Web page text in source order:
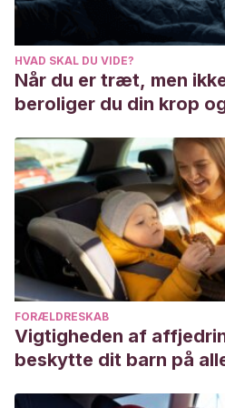
Sportis. Scientific Journal of
Education and Psychomotricity.
https://ruc.udc.es/dspace/
MUÑOZ, J. R.
(2004). El
evaluación de los aprendizajes.
educativa
(14), 47-52.
http://online.aliat.edu.mx/
HVAD SKAL DU VIDE?
Når du er træt, men
beroliger du din krop
FORÆLDRESKAB
Vigtigheden af
beskytte dit barn på